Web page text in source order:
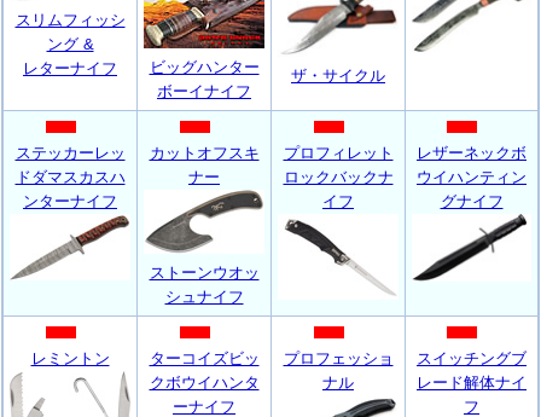
スリムフィッシ
ング &
レターナイフ
ビッグハンター
ボーイナイフ
ザ・サイクル
ステッカーレッ
ドダマスカスハ
ンターナイフ
カットオフスキ
ナー
ストーンウオッ
シュナイフ
プロフィレット
ロックバックナ
イフ
レザーネックボ
ウイハンティン
グナイフ
レミントン
ターコイズビッ
クボウイハンタ
ーナイフ
プロフェッショ
ナル
スイッチングブ
レード解体ナイ
フ